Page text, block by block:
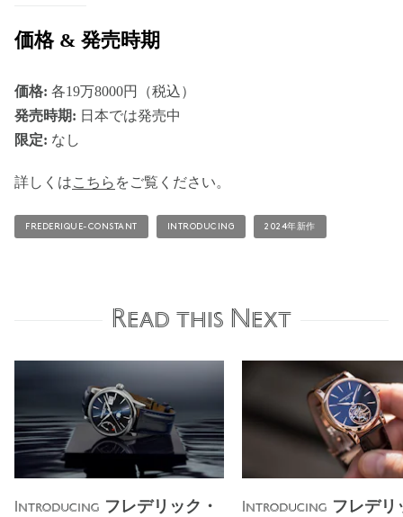
価格 & 発売時期
価格: 各19万8000円（税込）
発売時期: 日本では発売中
限定: なし
詳しくはこちら をご覧ください。
FREDERIQUE-CONSTANT INTRODUCING 2024年新作
Read this Next
Introducing フレデリック・
Introducing フレデリ